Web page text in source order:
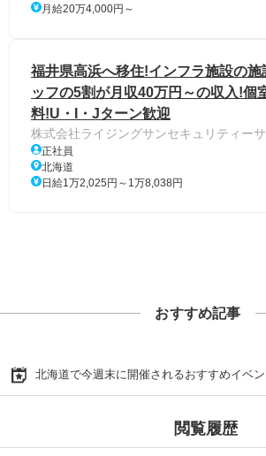
月給20万4,000円～
福井県高浜へ移住!インフラ施設の施
ッフの5割が月収40万円～の収入!個
料!U・I・Jターン歓迎
株式会社ライジングサンセキュリティー
正社員
北海道
日給1万2,025円～1万8,038円
おすすめ記事
北海道で今週末に開催されるおすすめイベ
閲覧履歴